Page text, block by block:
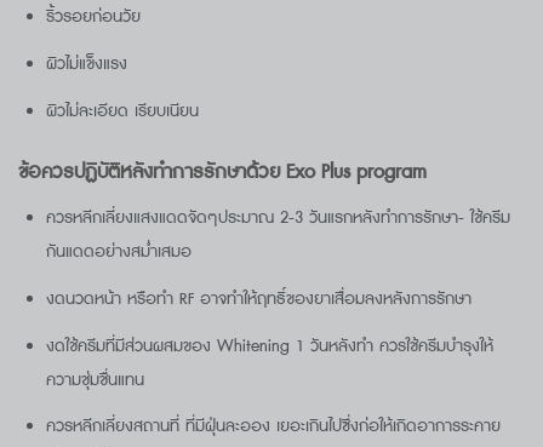
ริ้วรอยก่อนวัย
ผิวไม่แข็งแรง
ผิวไม่ละเอียด เรียบเนียน
ข้อควรปฏิบัติหลังทำการรักษาด้วย Exo Plus program
ควรหลีกเลี่ยงแสงแดดจัดๆประมาณ 2-3 วันแรกหลังทำการรักษา- ใช้ครีม
กันแดดอย่างสม่ำเสมอ
งดนวดหน้า หรือทำ RF อาจทำให้ฤทธิ์ของยาเสื่อมลงหลังการรักษา
งดใช้ครีมที่มีส่วนผสมของ Whitening 1 วันหลังทำ ควรใช้ครีมบำรุงให้
ความชุ่มชื่นแทน
ควรหลีกเลี่ยงสถานที่ ที่มีฝุ่นละออง เยอะเกินไปซึ่งก่อให้เกิดอาการระคาย